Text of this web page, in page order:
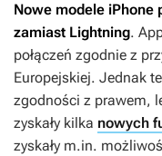
Nowe modele iPhone
zamiast Lightning.
połączeń zgodnie z
Europejskiej. Jednak
zgodności z prawem,
zyskały kilka nowych
zyskały m.in.